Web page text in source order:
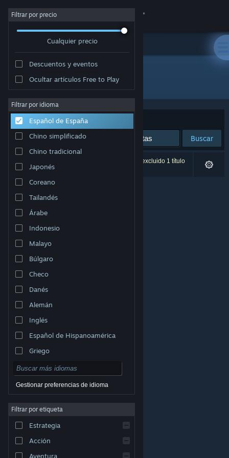
Iniciar sesión
Acerca de
Soporte
Cambiar idioma
Descargar Steam Mobile
Ver versión clásica
© Valve Corporation. Todos los derechos reservados.
respectivos dueños en EE. UU. y otros países.
Acuerdo de Suscriptor a Steam
Cookies
Filtrar por precio
Cualquier precio
Descuentos y eventos
Ocultar artículos Free to Play
Filtrar por idioma
Español de España
Chino simplificado
Chino tradicional
Japonés
Coreano
Tailandés
Árabe
Indonesio
Malayo
Búlgaro
Checo
Danés
Alemán
Inglés
Español de Hispanoamérica
Griego
Gestionar preferencias de idioma
Filtrar por etiqueta
Estrategia
Acción
Aventura
Desarrollador: Haxy
Ordenar por Relevancia
Buscar
0 resultados coinciden con la búsqueda. Se ha excluido 1 título
basándose en tus preferencias.